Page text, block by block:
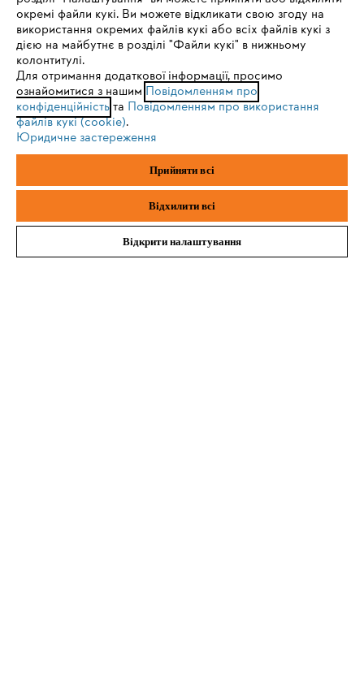
Захисний одяг, взуття та аксесуари
Отримуйте останні новини світу STIHL
першими! Підписуйтесь на розсилку новин
Зареєструватись зараз
Sie nutzen einen Browser, den wir noch nicht unterstützen. Für
eine optimale Nutzung unserer Seite empfehlen wir Ihnen, zu
einem der folgenden Browser zu wechseln:
Firefox Chrome
окремі файли кукі. Ви можете відкликати свою згоду на
використання окремих файлів кукі або всіх файлів кукі з
дією на майбутнє в розділі "Файли кукі" в нижньому
колонтитулі.
Для отримання додаткової інформації, просимо
ознайомитися з нашим Повідомленням про
конфіденційністьта Повідомленням про використання
файлів кукі (cookie).
Юридичне застереження
Прийняти всі
Відхилити всі
Відкрити налаштування